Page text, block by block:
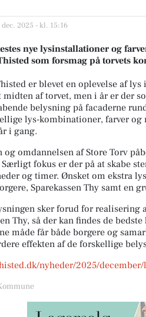
dec. 2025 - kl. 15:16
nye lysinstallationer og
som forsmag på torvets
er blevet en oplevelse af
af torvet, men i år er der
belysning på facaderne
lys-kombinationer, farver
i gang.
og omdannelsen af Store Torv
fokus er der på at skabe
og timer. Ønsket om ekstra
Sparekassen Thy samt en
sker forud for realisering
Thy, så der kan findes de
måde får både borgere og
effekten af de forskellige
nyheder/2025/